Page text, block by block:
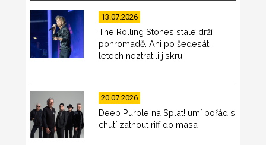
13.07.2026
The Rolling Stones stále drží
pohromadě. Ani po šedesáti
letech neztratili jiskru
20.07.2026
Deep Purple na Splat! umí pořád s
chutí zatnout riff do masa